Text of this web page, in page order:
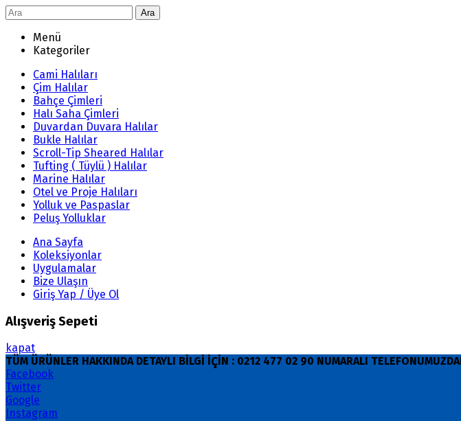
Ara
Menü
Kategoriler
Cami Halıları
Çim Halılar
Bahçe Çimleri
Halı Saha Çimleri
Duvardan Duvara Halılar
Bukle Halılar
Scroll-Tip Sheared Halılar
Tufting ( Tüylü ) Halılar
Marine Halılar
Otel ve Proje Halıları
Yolluk ve Paspaslar
Peluş Yolluklar
Ana Sayfa
Koleksiyonlar
Uygulamalar
Bize Ulaşın
Giriş Yap / Üye Ol
Alışveriş Sepeti
kapat
TÜM ÜRÜNLER HAKKINDA DETAYLI BİLGİ İÇİN : 0212 477 02 90 NUMARALI
Facebook
Twitter
Google
Instagram